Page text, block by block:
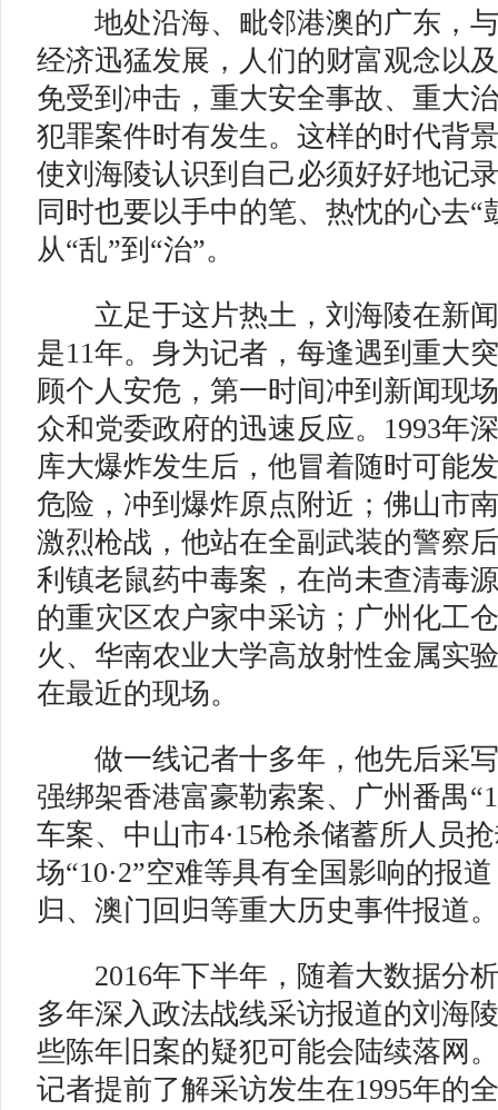
地处沿海、毗邻港澳的广东，与
经济迅猛发展，人们的财富观念以
免受到冲击，重大安全事故、重大
犯罪案件时有发生。这样的时代背
使刘海陵认识到自己必须好好地记
同时也要以手中的笔、热忱的心去“
从“乱”到“治”。
立足于这片热土，刘海陵在新闻
是11年。身为记者，每逢遇到重大
顾个人安危，第一时间冲到新闻现
众和党委政府的迅速反应。1993年
库大爆炸发生后，他冒着随时可能
危险，冲到爆炸原点附近；佛山市
激烈枪战，他站在全副武装的警察
利镇老鼠药中毒案，在尚未查清毒
的重灾区农户家中采访；广州化工
火、华南农业大学高放射性金属实
在最近的现场。
做一线记者十多年，他先后采写
强绑架香港富豪勒索案、广州番禺
车案、中山市4·15枪杀储蓄所人员
场“10·2”空难等具有全国影响的报
归、澳门回归等重大历史事件报道。
2016年下半年，随着大数据分析
多年深入政法战线采访报道的刘海
些陈年旧案的疑犯可能会陆续落网
记者提前了解采访发生在1995年的